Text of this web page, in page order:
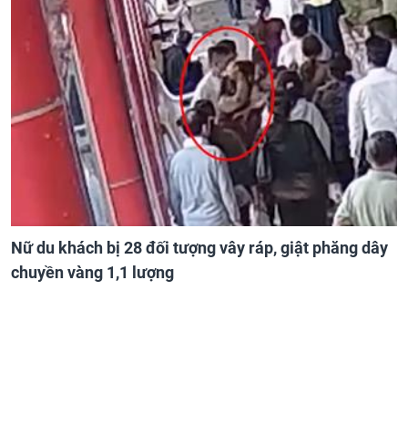
Nữ du khách bị 28 đối tượng vây ráp, giật phăng dây
chuyền vàng 1,1 lượng